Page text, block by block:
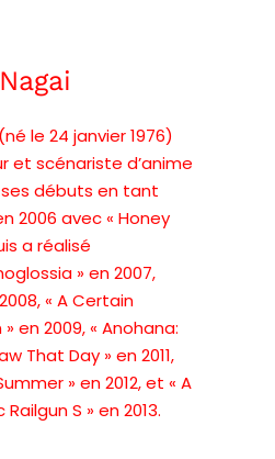
le 24 janvier 1976)
et scénariste d’anime
débuts en tant
2006 avec « Honey
a réalisé
» en 2007,
« A Certain
en 2009, « Anohana:
That Day » en 2011,
» en 2012, et « A
S » en 2013.